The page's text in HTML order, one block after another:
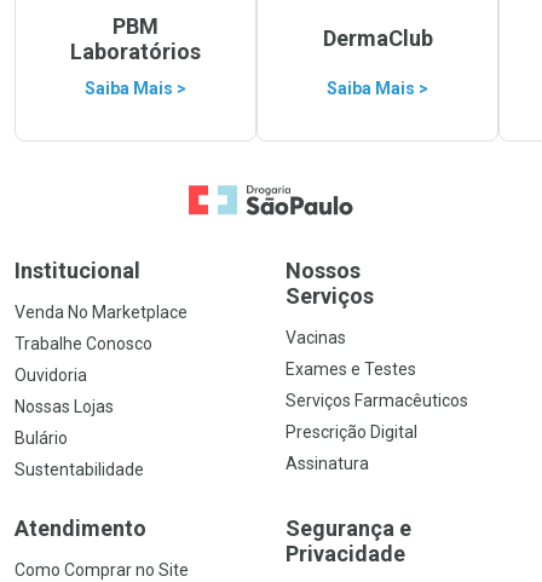
PBM
Laboratórios
Saiba Mais >
DermaClub
Saiba Mais >
Ir para a Home
Institucional
Venda No Marketplace
Trabalhe Conosco
Ouvidoria
Nossas Lojas
Bulário
Sustentabilidade
Nossos
Serviços
Vacinas
Exames e Testes
Serviços Farmacêuticos
Prescrição Digital
Assinatura
Atendimento
Como Comprar no Site
Segurança e
Privacidade